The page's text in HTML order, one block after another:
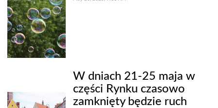
W dniach 21-25 maja w
części Rynku czasowo
zamknięty będzie ruch